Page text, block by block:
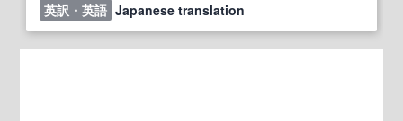
英訳・英語 Japanese translation